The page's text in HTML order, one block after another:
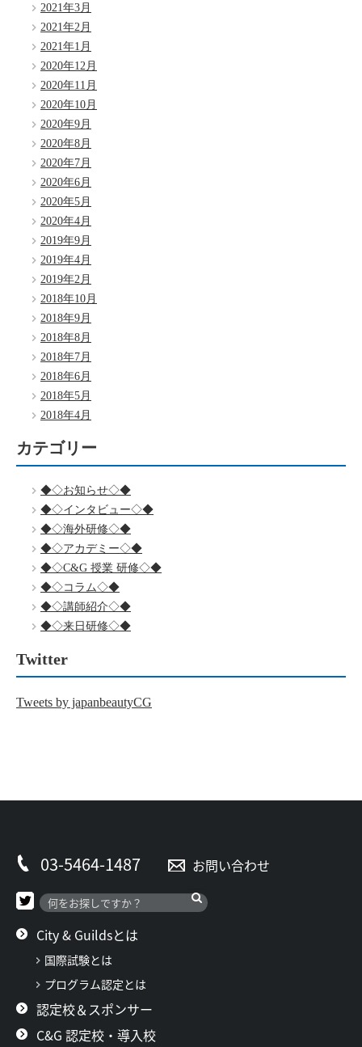
2021年3月
2021年2月
2021年1月
2020年12月
2020年11月
2020年10月
2020年9月
2020年8月
2020年7月
2020年6月
2020年5月
2020年4月
2019年9月
2019年4月
2019年2月
2018年10月
2018年9月
2018年8月
2018年7月
2018年6月
2018年5月
2018年4月
カテゴリー
◆◇お知らせ◇◆
◆◇インタビュー◇◆
◆◇海外研修◇◆
◆◇アカデミー◇◆
◆◇C&G 授業 研修◇◆
◆◇コラム◇◆
◆◇講師紹介◇◆
◆◇来日研修◇◆
Twitter
Tweets by japanbeautyCG
03-5464-1487 お問い合わせ
City & Guildsとは
国際試験とは
プログラム認定とは
認定校＆スポンサー
C&G 認定校・導入校